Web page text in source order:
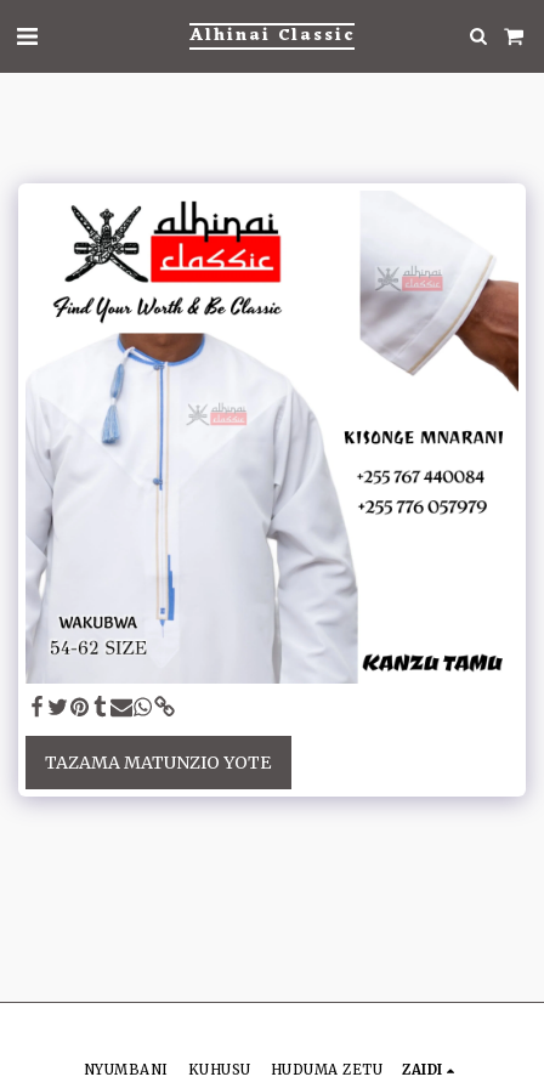
Alhinai Classic
TAZAMA MATUNZIO YOTE
NYUMBANI KUHUSU HUDUMA ZETU ZAIDI